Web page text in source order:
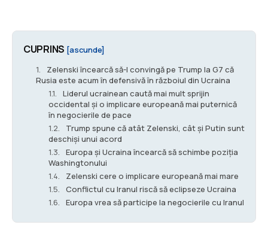
CUPRINS [ascunde]
Zelenski încearcă să-l convingă pe Trump la G7 că
Rusia este acum în defensivă în războiul din Ucraina
Liderul ucrainean caută mai mult sprijin
occidental și o implicare europeană mai puternică
în negocierile de pace
Trump spune că atât Zelenski, cât și Putin sunt
deschiși unui acord
Europa și Ucraina încearcă să schimbe poziția
Washingtonului
Zelenski cere o implicare europeană mai mare
Conflictul cu Iranul riscă să eclipseze Ucraina
Europa vrea să participe la negocierile cu Iranul